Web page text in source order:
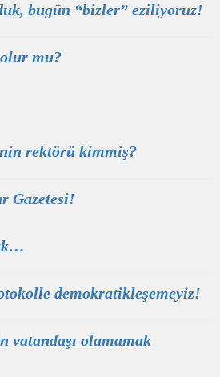
bugün “bizler” eziliyoruz!
mu?
rektörü kimmiş?
Gazetesi!
demokratikleşemeyiz!
vatandaşı olamamak